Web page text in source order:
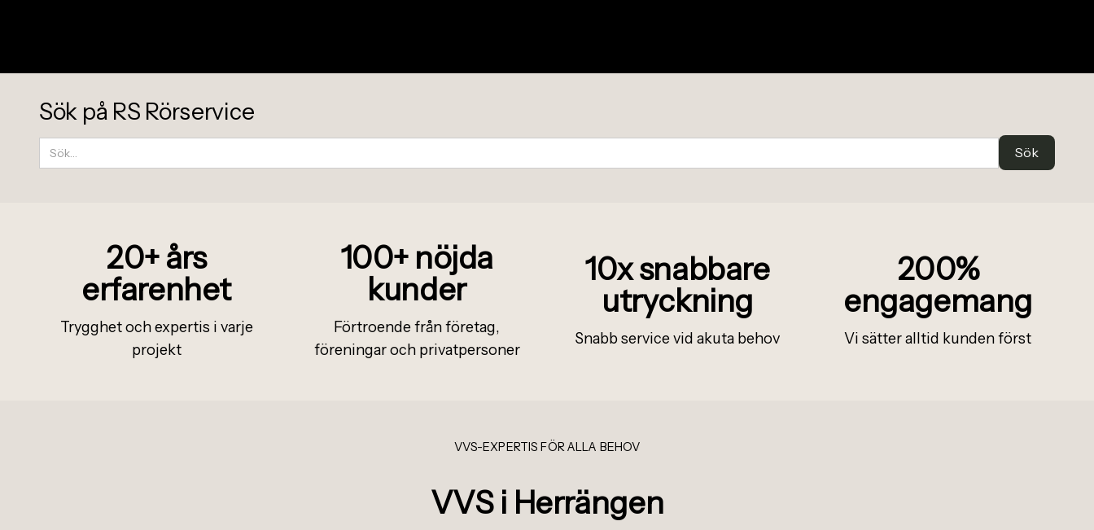
Sök på RS Rörservice
20+års
erfarenhet
Trygghet och expertis i varje
projekt
100+ nöjda
kunder
Förtroende från företag,
föreningar och privatpersoner
10x snabbare
utryckning
Snabb service vid akuta behov
200%
engagemang
Vi sätter alltid kunden först
VVS-EXPERTIS FÖR ALLA BEHOV
VVS i Herrängen